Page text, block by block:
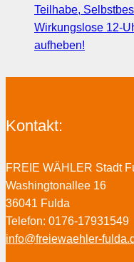
Teilhabe,
Wirkungslose 12-
aufheben!
Kontakt:
FREIE WÄHLER Stadt
Washingtonallee 16
36041 Fulda
Telefon: 0176-17931549
info@freiewaehler-